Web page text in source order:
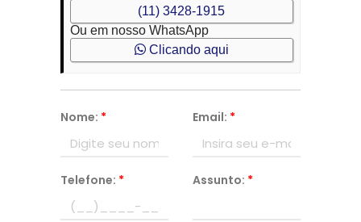
(11) 3428-1915
Ou em nosso WhatsApp
Clicando aqui
Nome: * Email: *
Telefone: * Assunto: *